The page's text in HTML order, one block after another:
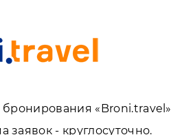
бронирования «Broni.travel»
заявок - круглосуточно.